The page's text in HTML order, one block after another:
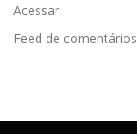
Acessar
Feed de comentários